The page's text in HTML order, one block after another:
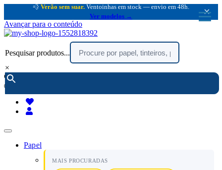
💨 Verão sem suar. Ventoinhas em stock — envio em 48h.
Ver modelos →
×
Avançar para o conteúdo
Pesquisar produtos...
×
encomendar por telefone :
(chamada rede fixa nacional)
Papel
MAIS PROCURADAS